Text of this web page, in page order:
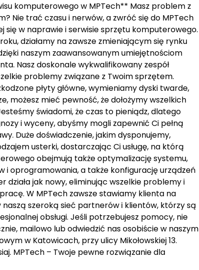
komputerowego w MPTech** Masz problem z
Nie trać czasu i nerwów, a zwróć się do MPTech
się w naprawie i serwisie sprzętu komputerowego.
działamy na zawsze zmieniającym się rynku
naszym zaawansowanym umiejętnościom
Nasz doskonale wykwalifikowany zespół
problemy związane z Twoim sprzętem.
płyty główne, wymieniamy dyski twarde,
możesz mieć pewność, że dołożymy wszelkich
świadomi, że czas to pieniądz, dlatego
i wyceny, abyśmy mogli zapewnić Ci pełną
Duże doświadczenie, jakim dysponujemy,
usterki, dostarczając Ci usługę, na którą
obejmują także optymalizację systemu,
i oprogramowania, a także konfigurację urządzeń
działa jak nowy, eliminując wszelkie problemy i
W MPTech zawsze stawiamy klienta na
naszą szeroką sieć partnerów i klientów, którzy są
obsługi. Jeśli potrzebujesz pomocy, nie
mailowo lub odwiedzić nas osobiście w naszym
w Katowicach, przy ulicy Mikołowskiej 13.
MPTech – Twoje pewne rozwiązanie dla